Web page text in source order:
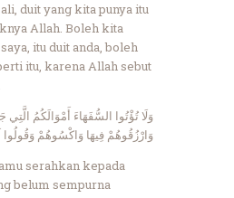
duit yang kita punya itu
Allah. Boleh kita
itu duit anda, boleh
itu, karena Allah sebut
وَلَا تُؤْتُوا السُّفَهَاءَ أَمْوَالَكُمُ الَّتِي
وَارْزُقُوهُمْ فِيهَا وَاكْسُوهُمْ وَقُولُوا
serahkan kepada
belum sempurna